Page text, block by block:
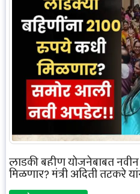
लाडकी बहीण योजनेबाबत
मिळणार? मंत्री अदिती तटकरे